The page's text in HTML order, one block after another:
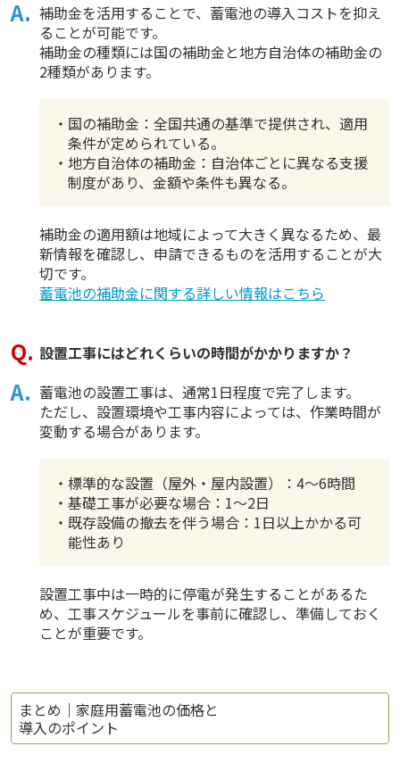
補助金を活用することで、蓄電池の導入コストを抑え
ることが可能です。
補助金の種類には国の補助金と地方自治体の補助金の
2種類があります。
・国の補助金：全国共通の基準で提供され、適用
条件が定められている。
・地方自治体の補助金：自治体ごとに異なる支援
制度があり、金額や条件も異なる。
補助金の適用額は地域によって大きく異なるため、最
新情報を確認し、申請できるものを活用することが大
切です。
蓄電池の補助金に関する詳しい情報はこちら
設置工事にはどれくらいの時間がかかりますか？
蓄電池の設置工事は、通常1日程度で完了します。
ただし、設置環境や工事内容によっては、作業時間が
変動する場合があります。
・標準的な設置（屋外・屋内設置）：4～6時間
・基礎工事が必要な場合：1～2日
・既存設備の撤去を伴う場合：1日以上かかる可
能性あり
設置工事中は一時的に停電が発生することがあるた
め、工事スケジュールを事前に確認し、準備しておく
ことが重要です。
まとめ｜家庭用蓄電池の価格と
導入のポイント